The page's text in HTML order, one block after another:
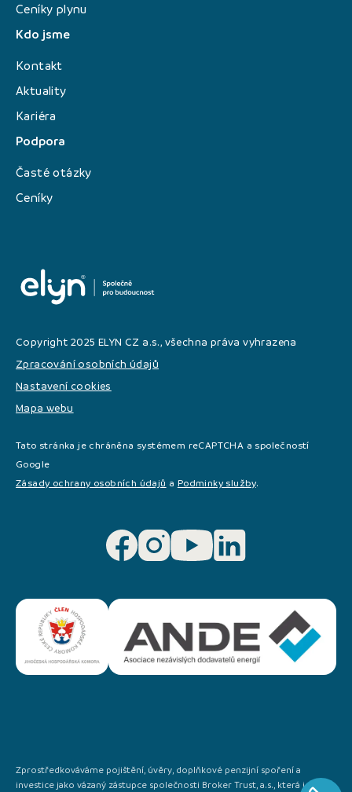
Ceníky plynu
Kdo jsme
Kontakt
Aktuality
Kariéra
Podpora
Časté otázky
Ceníky
Copyright 2025 ELYN CZ a.s., všechna práva vyhrazena
Zpracování osobních údajů
Nastavení cookies
Mapa webu
Tato stránka je chráněna systémem reCAPTCHA a společností
Google
Zásady ochrany osobních údajů a Podminky služby.
Zprostředkováváme pojištění, úvěry, doplňkové penzijní spoření a
investice jako vázaný zástupce společnosti Broker Trust, a.s., která je